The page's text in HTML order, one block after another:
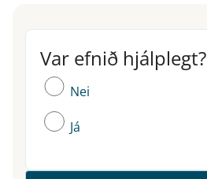
Var efnið hjálplegt?
Var efnið hjálplegt?
Nei
Já